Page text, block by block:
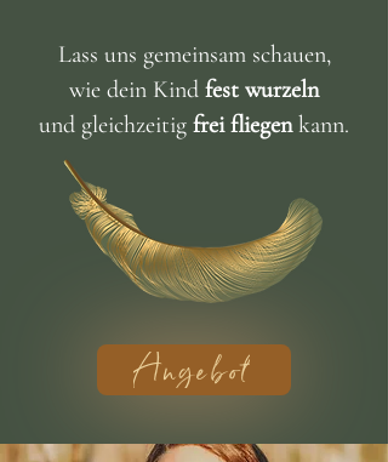
Lass uns gemeinsam schauen,
wie dein Kind fest wurzeln
und gleichzeitig frei fliegenkann.
Angebot